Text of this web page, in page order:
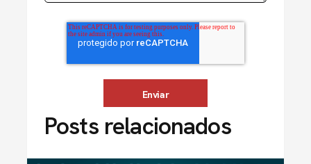
Posts relacionados